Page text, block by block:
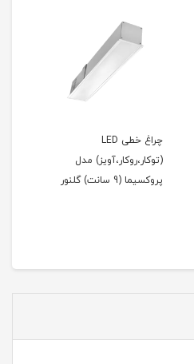
چراغ خطی LED
(توکار،روکار،آویز) مدل
پروکسیما (9 سانت) گلنور